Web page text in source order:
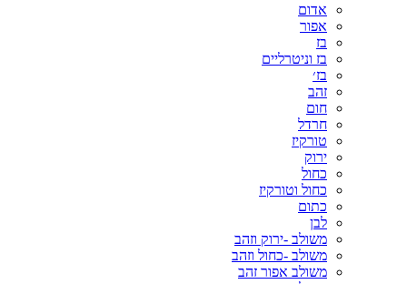
אדום
אפור
בז
בז וניטרליים
בז׳
זהב
חום
חרדל
טורקיז
ירוק
כחול
כחול וטורקיז
כתום
לבן
משולב -ירוק וזהב
משולב -כחול וזהב
משולב אפור זהב